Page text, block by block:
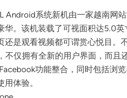
Android系统新机由一家越南网
华。该机装载了可视面积达5.0
还是观看视频都可谓赏心悦目。
不仅拥有全新的用户界面，而且
功能整合，同时包括浏
体验。